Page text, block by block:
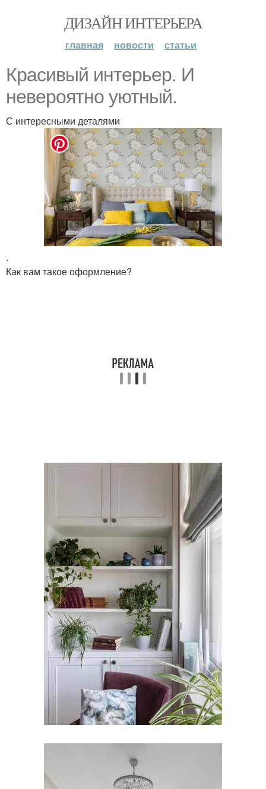
ДИЗАЙН ИНТЕРЬЕРА
главная новости статьи
Красивый интерьер. И
невероятно уютный.
С интересными деталями
.
Как вам такое оформление?